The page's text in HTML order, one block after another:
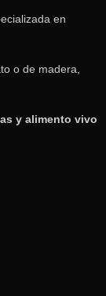
en
o de madera,
y alimento vivo